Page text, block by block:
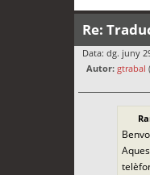
Re:
Data: dg. juny
Autor: gtrabal